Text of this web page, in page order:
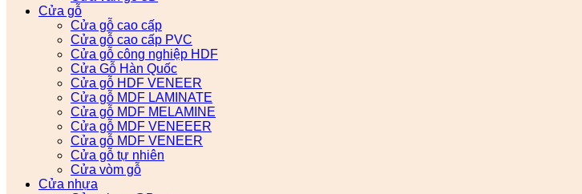
Cửa gỗ
Cửa gỗ cao cấp
Cửa gỗ cao cấp PVC
Cửa gỗ công nghiệp HDF
Cửa Gỗ Hàn Quốc
Cửa gỗ HDF VENEER
Cửa gỗ MDF LAMINATE
Cửa gỗ MDF MELAMINE
Cửa gỗ MDF VENEEER
Cửa gỗ MDF VENEER
Cửa gỗ tự nhiên
Cửa vòm gỗ
Cửa nhựa